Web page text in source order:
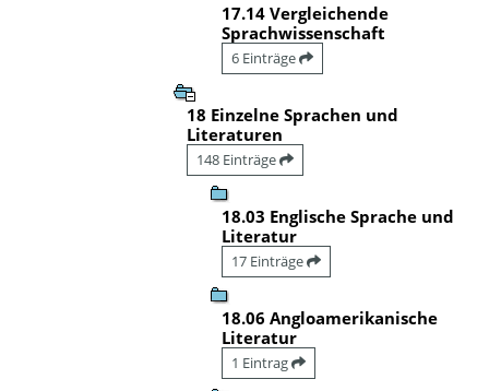
17.14 Vergleichende
Sprachwissenschaft
6 Einträge
18 Einzelne Sprachen und
Literaturen
148 Einträge
18.03 Englische Sprache und
Literatur
17 Einträge
18.06 Angloamerikanische
Literatur
1 Eintrag